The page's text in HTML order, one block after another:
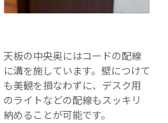
天板の中央奥にはコードの配線
に溝を施しています。壁につけて
も美観を損なわずに、デスク用
のライトなどの配線もスッキリ
納めることが可能です。